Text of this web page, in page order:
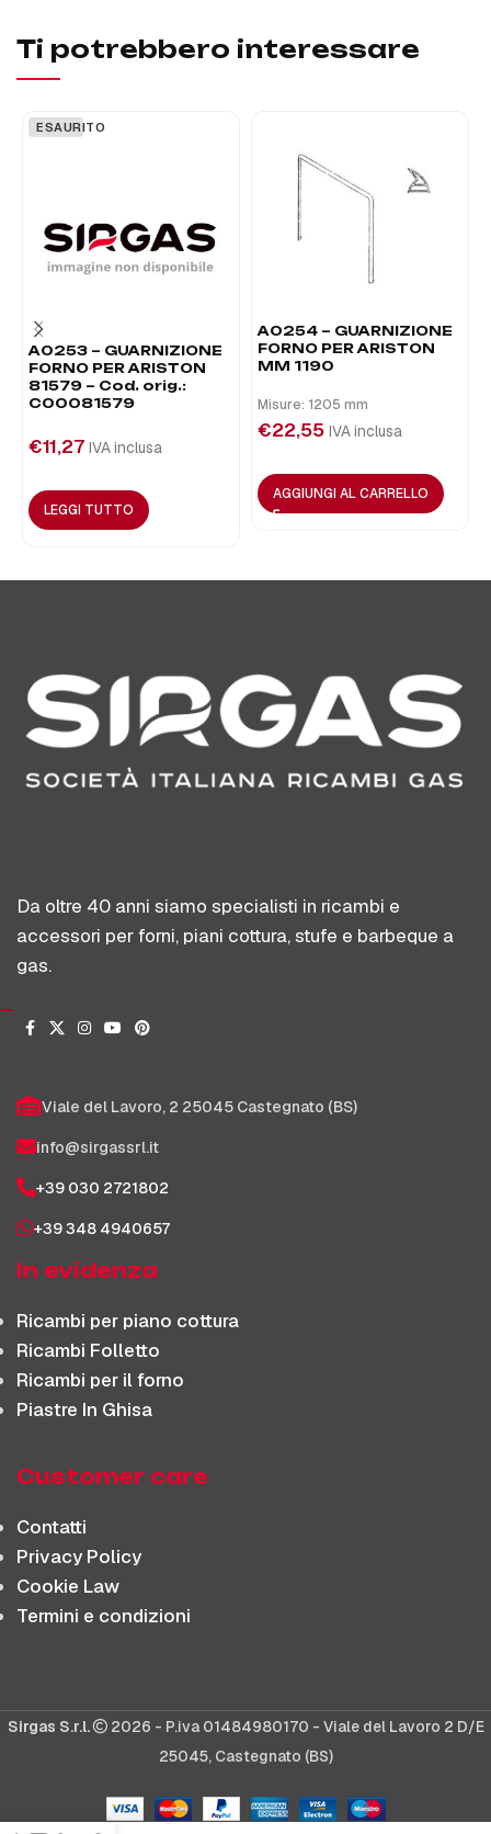
Ti potrebbero interessare
ESAURITO
A0253 – GUARNIZIONE
FORNO PER ARISTON
81579 – Cod. orig.:
C00081579
€11,27 IVA inclusa
LEGGI TUTTO
A0254 – GUARNIZIONE
FORNO PER ARISTON
MM 1190
Misure: 1205 mm
€22,55 IVA inclusa
AGGIUNGI AL CARRELLO
Da oltre 40 anni siamo specialisti in ricambi e
accessori per forni, piani cottura, stufe e barbeque a
gas.
Viale del Lavoro, 2 25045 Castegnato (BS)
info@sirgassrl.it
+39 030 2721802
+39 348 4940657
In evidenza
Ricambi per piano cottura
Ricambi Folletto
Ricambi per il forno
Piastre In Ghisa
Customer care
Contatti
Privacy Policy
Cookie Law
Termini e condizioni
Sirgas S.r.l.
2026 - P.iva 01484980170 - Viale del Lavoro 2 D/E
25045, Castegnato (BS)